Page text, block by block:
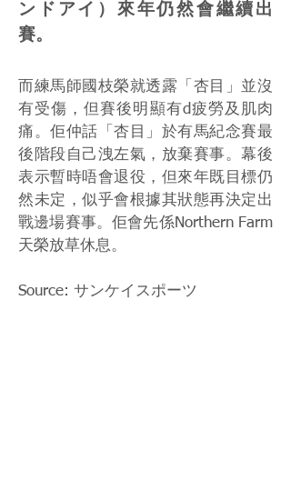
ンドアイ）來年仍然會繼續出
賽。
而練馬師國枝榮就透露「杏目」並沒
有受傷，但賽後明顯有d疲勞及肌肉
痛。佢仲話「杏目」於有馬紀念賽最
後階段自己洩左氣，放棄賽事。幕後
表示暫時唔會退役，但來年既目標仍
然未定，似乎會根據其狀態再決定出
戰邊場賽事。佢會先係Northern Farm
天榮放草休息。
Source: サンケイスポーツ